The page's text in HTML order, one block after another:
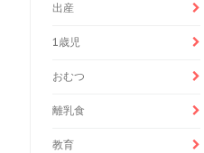
出産
1歳児
おむつ
離乳食
教育